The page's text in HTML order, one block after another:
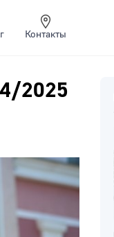
Контакты
2025